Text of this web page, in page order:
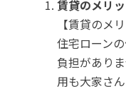
賃貸のメリ
【賃貸のメ
住宅ローン
負担があり
用も大家さ